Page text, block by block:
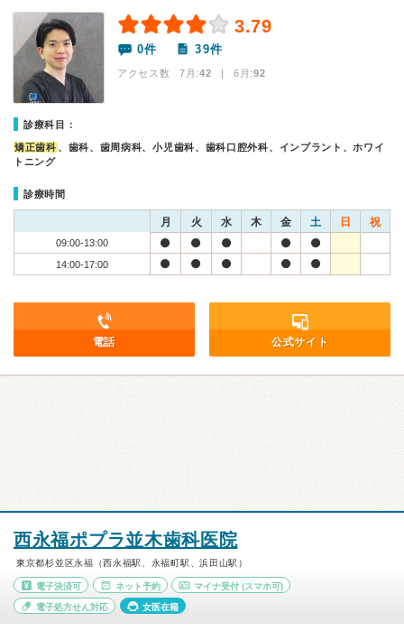
3.79
0件 39件
アクセス数 7月:42 | 6月:92
診療科目：
矯正歯科 、歯科、歯周病科、小児歯科、歯科口腔外科、インプラント、ホワイ
トニング
診療時間
月 火 水 木 金 土 日 祝
09:00-13:00
14:00-17:00
電話 公式サイト
西永福ポプラ並木歯科医院
東京都杉並区永福（西永福駅、永福町駅、浜田山駅）
電子決済可 ネット予約 マイナ受付 (スマホ可)
電子処方せん対応 女医在籍